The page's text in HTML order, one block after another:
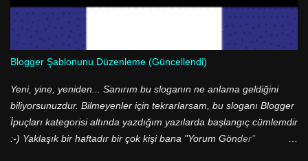
Blogger Şablonunu Düzenleme (Güncellendi)
Yeni, yine, yeniden... Sanırım bu sloganın ne anlama geldiğini
biliyorsunuzdur. Bilmeyenler için tekrarlarsam, bu sloganı Blogger
İpuçları kategorisi altında yazdığım yazılarda başlangıç cümlemdir
:-) Yaklaşık bir haftadır bir çok kişi bana "Yorum Gönder"